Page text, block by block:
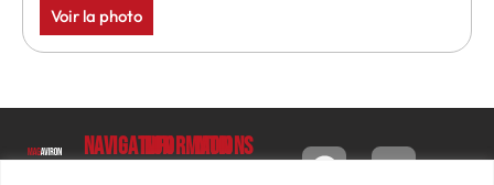
Voir la photo
NavigationInformations
Mon